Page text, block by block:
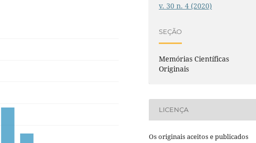
v. 30 n. 4 (2020)
SEÇÃO
Memórias Científicas
Originais
LICENÇA
Os originais aceitos e publicados